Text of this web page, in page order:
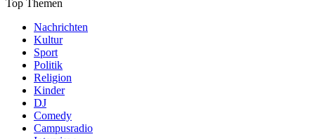
Top Themen
Nachrichten
Kultur
Sport
Politik
Religion
Kinder
DJ
Comedy
Campusradio